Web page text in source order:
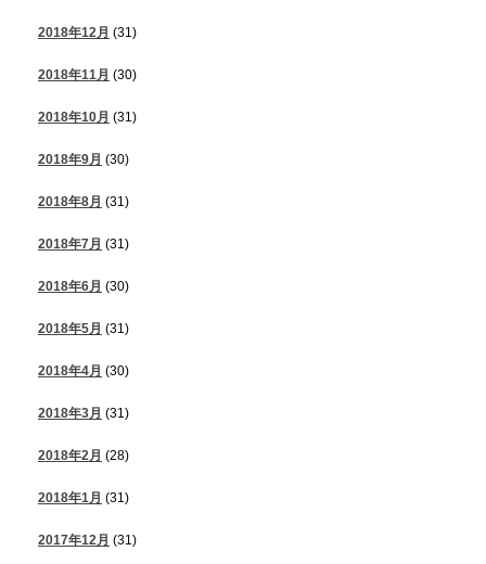
2018年12月 (31)
2018年11月 (30)
2018年10月 (31)
2018年9月 (30)
2018年8月 (31)
2018年7月 (31)
2018年6月 (30)
2018年5月 (31)
2018年4月 (30)
2018年3月 (31)
2018年2月 (28)
2018年1月 (31)
2017年12月 (31)